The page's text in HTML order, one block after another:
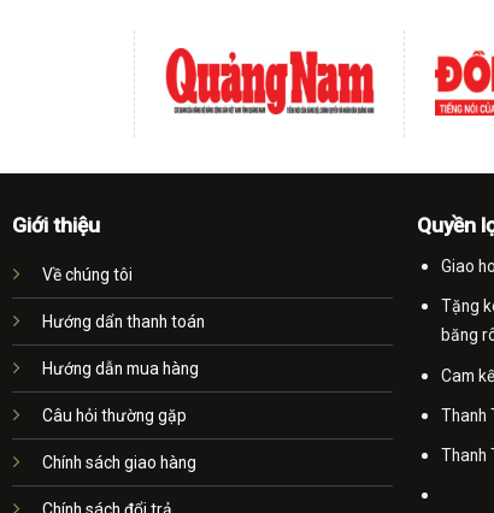
Giới thiệu
Về chúng tôi
Hướng dẩn thanh toán
Hướng dẫn mua hàng
Câu hỏi thường gặp
Chính sách giao hàng
Quyền
Giao
Tặng
băng
Cam
Thanh
Thanh